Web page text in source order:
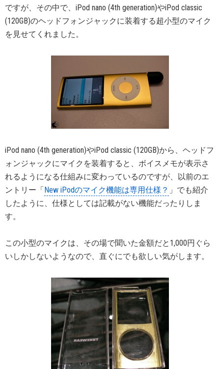
ですが、その中で、iPod nano (4th generation)やiPod classic
(120GB)のヘッドフォンジャックに装着する超小型のマイク
を見せてくれました。
iPod nano (4th generation)やiPod classic (120GB)から、ヘッドフ
ォンジャックにマイクを装着すると、ボイスメモが表示さ
れるようになる仕組みに変わっているのですが、以前のエ
ントリー「New iPodのマイク機能は専用仕様？ 」でも紹介
したように、仕様としては記載がない機能だったりしま
す。
この小型のマイクは、その場で聞いた金額だと1,000円ぐら
いしかしないようなので、直ぐにでも欲しい気がします。